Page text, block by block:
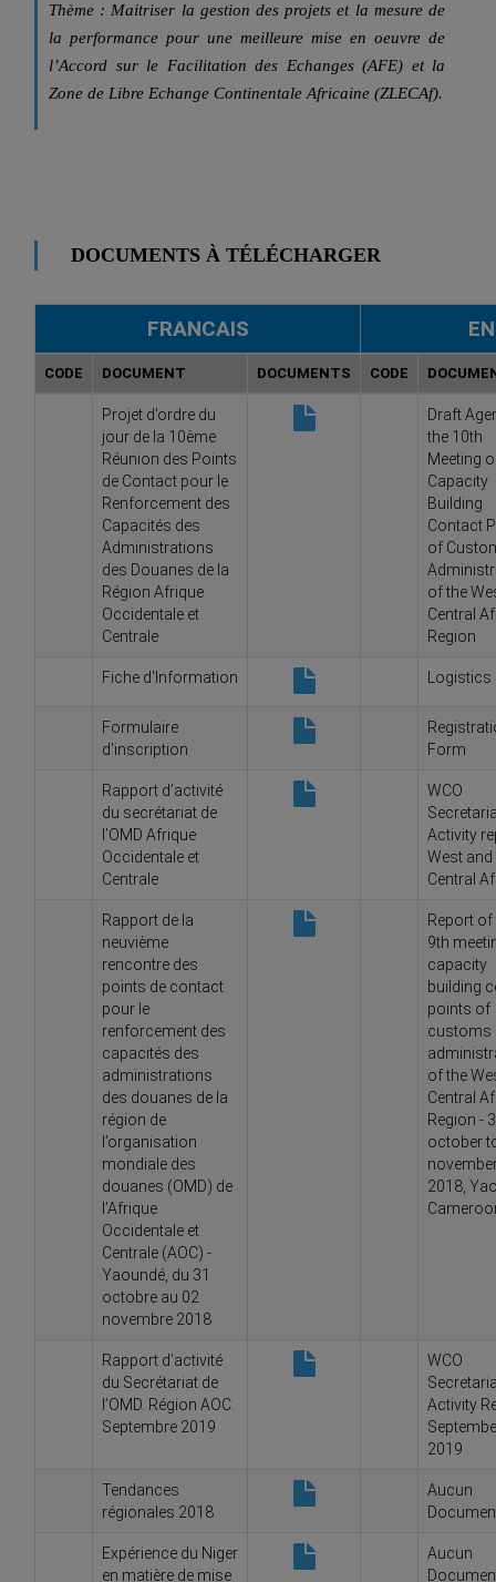
Thème : Maitriser la gestion des projets et la mesure de
la performance pour une meilleure mise en oeuvre de
l’Accord sur le Facilitation des Echanges (AFE) et la
Zone de Libre Echange Continentale Africaine (ZLECAf).
DOCUMENTS À TÉLÉCHARGER
FRANCAIS
CODE DOCUMENT DOCUMENTS CODE
Projet d’ordre du
jour de la 10ème
Réunion des Points
de Contact pour le
Renforcement des
Capacités des
Administrations
des Douanes de la
Région Afrique
Occidentale et
Centrale
Draft
the 10th
Meeting
Capacity
Building
Contact
of
of the
Central
Region
Fiche d'Information
Formulaire
d'inscription
Form
Rapport d’activité
du secrétariat de
l’OMD Afrique
Occidentale et
Centrale
WCO
Activity
West and
Central
Rapport de la
neuvième
rencontre des
points de contact
pour le
renforcement des
capacités des
administrations
des douanes de la
région de
l’organisation
mondiale des
douanes (OMD) de
l’Afrique
Occidentale et
Centrale (AOC) -
Yaoundé, du 31
octobre au 02
novembre 2018
Report of
9th
capacity
building
points of
customs
of the
Central
Region -
october
2018,
Rapport d’activité
du Secrétariat de
l’OMD. Région AOC.
Septembre 2019
WCO
Activity
2019
Tendances
régionales 2018
Aucun
Expérience du Niger
en matière de mise
Aucun